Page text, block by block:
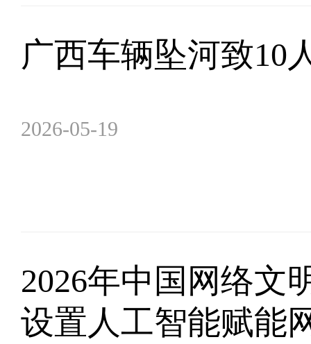
广西车辆坠河致10
2026-05-19
2026年中国网络文
设置人工智能赋能